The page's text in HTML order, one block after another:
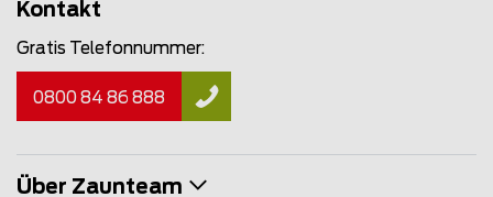
Kontakt
Gratis Telefonnummer:
0800 84 86 888
Über Zaunteam